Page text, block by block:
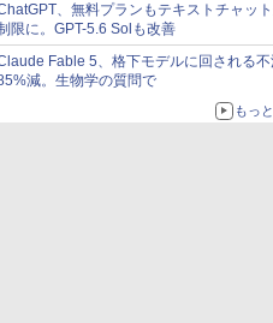
、無料プランもテキストチャッ
限に。GPT-5.6 Solも改善
Fable 5、格下モデルに回される
減。生物学の質問で
もっ